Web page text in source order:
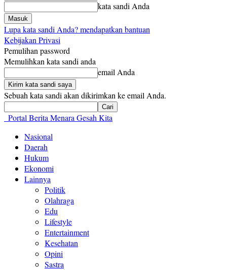
kata sandi Anda
Lupa kata sandi Anda? mendapatkan bantuan
Kebijakan Privasi
Pemulihan password
Memulihkan kata sandi anda
email Anda
Sebuah kata sandi akan dikirimkan ke email Anda.
Portal Berita Menara Gesah Kita
Nasional
Daerah
Hukum
Ekonomi
Lainnya
Politik
Olahraga
Edu
Lifestyle
Entertainment
Kesehatan
Opini
Sastra